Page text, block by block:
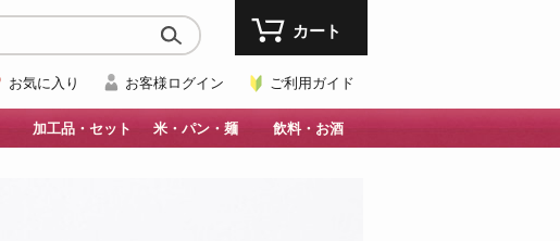
お気に入り お客様ログイン ご利用ガイド
カート
加工品・セット 米・パン・麺 飲料・お酒